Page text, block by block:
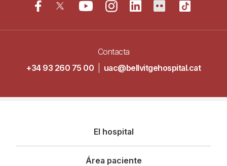
Contacta
+34 93 260 75 00
uac@bellvitgehospital.cat
principal
El hospital
Área paciente